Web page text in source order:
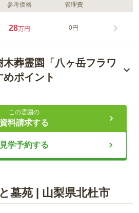
参考価格 管理費
28万円 0円
葬霊園「八ヶ岳フラワ
ポイント
ガーデニング型樹木葬
「フラワージュ」
な樹木葬
この霊園の
資料請求する
見学予約する
墓苑 | 山梨県北杜市